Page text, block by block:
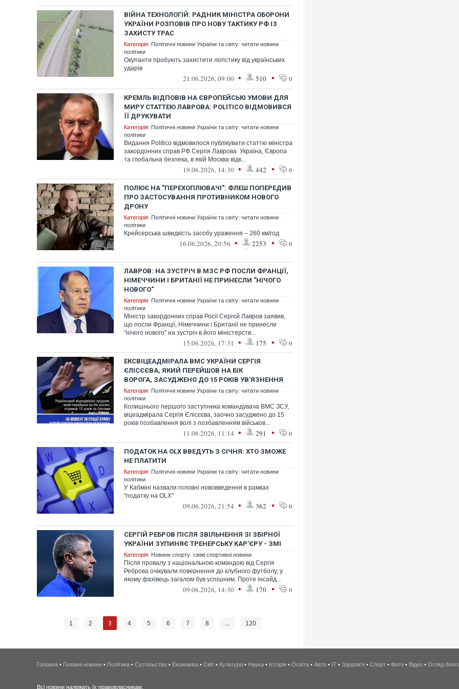
ВІЙНА ТЕХНОЛОГІЙ: РАДНИК МІНІСТРА ОБОРОНИ
УКРАЇНИ РОЗПОВІВ ПРО НОВУ ТАКТИКУ РФ ІЗ
ЗАХИСТУ ТРАС
Категорія: Політичні новини України та світу: читати новини
політики
Окупанти пробують захистити логістику від українських
ударів
21.06.2026, 09:00 • 510 • 0
КРЕМЛЬ ВІДПОВІВ НА ЄВРОПЕЙСЬКІ УМОВИ ДЛЯ
МИРУ СТАТТЕЮ ЛАВРОВА: POLITICO ВІДМОВИВСЯ
ЇЇ ДРУКУВАТИ
Категорія: Політичні новини України та світу: читати новини
політики
Видання Politico відмовилося публікувати статтю міністра
закордонних справ РФ Сергія Лаврова Україна, Європа
та глобальна безпека, в якій Москва відк...
19.06.2026, 14:30 • 442 • 0
ПОЛЮЄ НА "ПЕРЕХОПЛЮВАЧІ": ФЛЕШ ПОПЕРЕДИВ
ПРО ЗАСТОСУВАННЯ ПРОТИВНИКОМ НОВОГО
ДРОНУ
Категорія: Політичні новини України та світу: читати новини
політики
Крейсерська швидкість засобу ураження – 260 км/год
16.06.2026, 20:56 • 2253 • 0
ЛАВРОВ: НА ЗУСТРІЧ В МЗС РФ ПОСЛИ ФРАНЦІЇ,
НІМЕЧЧИНИ І БРИТАНІЇ НЕ ПРИНЕСЛИ "НІЧОГО
НОВОГО"
Категорія: Політичні новини України та світу: читати новини
політики
Міністр закордонних справ Росії Сергєй Лавров заявив,
що посли Франції, Німеччини і Британії не принесли
"нічого нового" на зустріч в його міністерств...
15.06.2026, 17:31 • 175 • 0
ЕКСВІЦЕАДМІРАЛА ВМС УКРАЇНИ СЕРГІЯ
ЄЛІСЄЄВА, ЯКИЙ ПЕРЕЙШОВ НА БІК
ВОРОГА, ЗАСУДЖЕНО ДО 15 РОКІВ УВ’ЯЗНЕННЯ
Категорія: Політичні новини України та світу: читати новини
політики
Колишнього першого заступника командувача ВМС ЗСУ,
віцеадмірала Сергія Єлісєєва, заочно засуджено до 15
років позбавлення волі з позбавленням військов...
11.06.2026, 11:14 • 291 • 0
ПОДАТОК НА OLX ВВЕДУТЬ З СІЧНЯ: ХТО ЗМОЖЕ
НЕ ПЛАТИТИ
Категорія: Політичні новини України та світу: читати новини
політики
У Кабміні назвали головні нововведення в рамках
"податку на OLX"
09.06.2026, 21:54 • 362 • 0
СЕРГІЙ РЕБРОВ ПІСЛЯ ЗВІЛЬНЕННЯ ЗІ ЗБІРНОЇ
УКРАЇНИ ЗУПИНЯЄ ТРЕНЕРСЬКУ КАР'ЄРУ - ЗМІ
Категорія: Новини спорту: свіжі спортивні новини
Після провалу з національною командою від Сергія
Реброва очікували повернення до клубного футболу, у
якому фахівець загалом був успішним. Проте інсайд...
09.06.2026, 14:30 • 170 • 0
1 2 3 4 5 6 7 8 ... 120
Росія атакувала Суми
торговельний центр,
Топпосадовцю Повітряних
Головна • Головні новини • Політика • Суспільство • Економіка • Світ • Культура • Наука • Історія • Освіта • Авто • IT • Здоров'я • Спорт • Фото • Відео • Огляд
Всі новини належать їх правовласникам.